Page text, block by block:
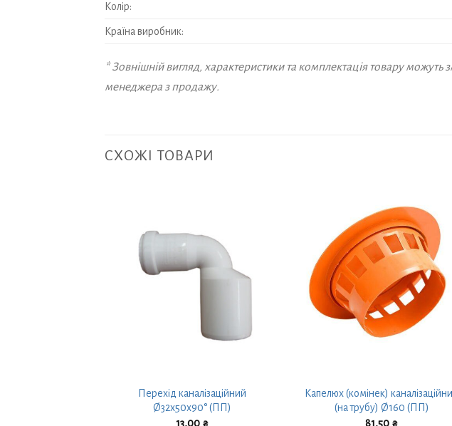
Колір:
Країна виробник:
* Зовнішній вигляд, характеристики та комплектація товару
менеджера з продажу.
СХОЖІ ТОВАРИ
Перехід каналізаційний
Ø32х50х90° (ПП)
13,00 ₴
Капелюх (комінек)
(на трубу) Ø160 (ПП)
81,50 ₴